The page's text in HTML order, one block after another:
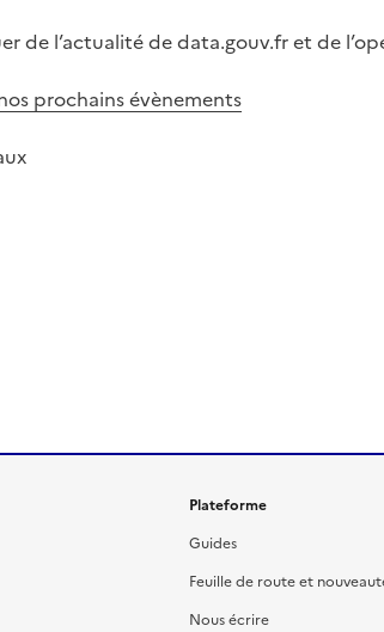
de l’actualité de data.gouv.fr et de
prochains évènements
Plateforme
Guides
Feuille de route et
Nous écrire